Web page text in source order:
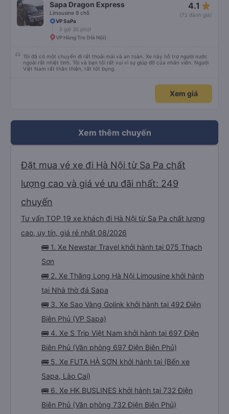
xe này (Sapa Express) trước.
Sapa Dragon Express
Limousine 9 chỗ
4.1 star_rate
(72 đánh giá)
VP SaPa
5 giờ 30 phút
VP Hàng Tre (Hà Nội)
Tôi đã có một chuyến đi rất thoải mái và an toàn. Xe này hỗ trợ người nước
ngoài rất nhiệt tình. Tôi và bạn tôi rất vui vì sự giúp đỡ của nhân viên. Người
Việt Nam rất thân thiện, rất tốt bụng.
Xem giá
Xem thêm chuyến
Đặt mua vé xe đi Hà Nội từ Sa Pa chất
lượng cao và giá vé ưu đãi nhất: 249
chuyến
Tư vấn TOP 19 xe khách đi Hà Nội từ Sa Pa chất lượng
cao, uy tín, giá rẻ nhất 08/2026
🚌 1. Xe Newstar Travel khởi hành tại 075 Thạch
Sơn
🚌 2. Xe Thăng Long Hà Nội Limousine khởi hành
tại Nhà thờ đá Sapa
🚌 3. Xe Sao Vàng Golink khởi hành tại 492 Điện
Biên Phủ (VP Sapa)
🚌 4. Xe S Trip Việt Nam khởi hành tại 697 Điện
Biên Phủ (Văn phòng 697 Điện Biên Phủ)
🚌 5. Xe FUTA HÀ SƠN khởi hành tại (Bến xe
Sapa, Lào Cai)
🚌 6. Xe HK BUSLINES khởi hành tại 732 Điện
Biên Phủ (Văn phòng 732 Điện Biên Phủ)